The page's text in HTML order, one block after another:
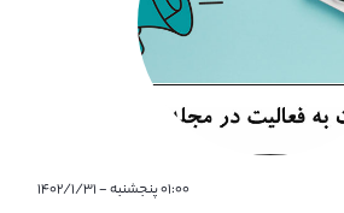
۰۱:۰۰ پنجشنبه - ۱۴۰۲/۱/۳۱